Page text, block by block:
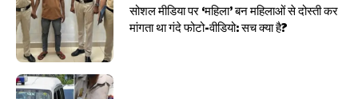
सोशल मीडिया पर ‘महिला’ बन महिलाओं से दोस्ती कर
मांगता था गंदे फोटो-वीडियो: सच क्या है?